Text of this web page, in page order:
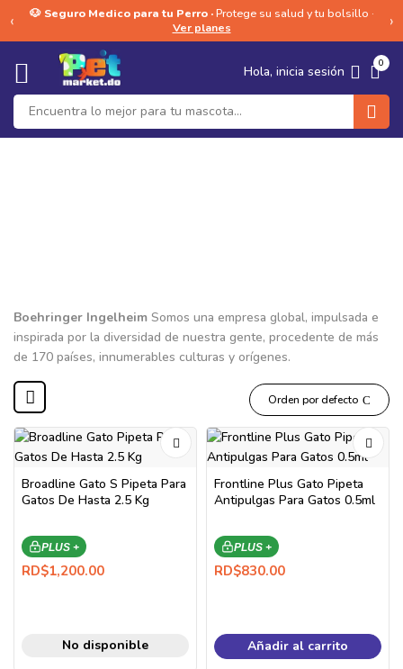
‹ 🐶 Seguro Medico para tu Perro ·Protege su salud y tu bolsillo ·
Ver planes
›
Hola, inicia sesión 0
Boehringer Ingelheim Somos una empresa global, impulsada e
inspirada por la diversidad de nuestra gente, procedente de más
de 170 países, innumerables culturas y orígenes.
Orden por defecto
Broadline Gato S Pipeta Para
Gatos De Hasta 2.5 Kg
PLUS +
RD$1,200.00
No disponible
Frontline Plus Gato Pipeta
Antipulgas Para Gatos 0.5ml
PLUS +
RD$830.00
Añadir al carrito